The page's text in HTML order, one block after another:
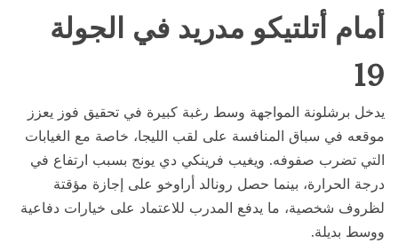
أمام أتلتيكو مدريد في الجولة
19
يدخل برشلونة المواجهة وسط رغبة كبيرة في تحقيق فوز يعزز
موقعه في سباق المنافسة على لقب الليجا، خاصة مع الغيابات
التي تضرب صفوفه. ويغيب فرينكي دي يونج بسبب ارتفاع في
درجة الحرارة، بينما حصل رونالد أراوخو على إجازة مؤقتة
لظروف شخصية، ما يدفع المدرب للاعتماد على خيارات دفاعية
ووسط بديلة.